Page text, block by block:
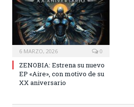
6 MARZO, 2026 0
ZENOBIA: Estrena su nuevo
EP «Aire», con motivo de su
XX aniversario